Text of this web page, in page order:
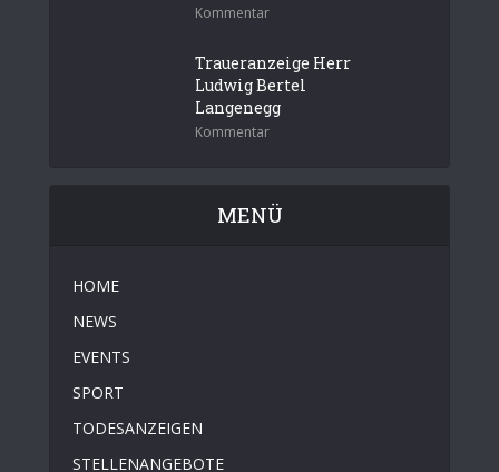
Kommentar
Traueranzeige Herr
Ludwig Bertel
Langenegg
Kommentar
MENÜ
HOME
NEWS
EVENTS
SPORT
TODESANZEIGEN
STELLENANGEBOTE